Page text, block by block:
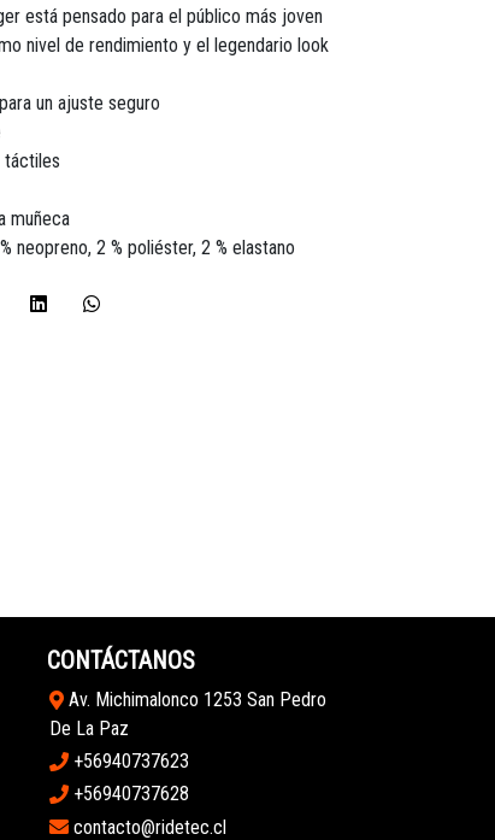
está pensado para el público más joven
nivel de rendimiento y el legendario look
un ajuste seguro
táctiles
muñeca
neopreno, 2 % poliéster, 2 % elastano
CONTÁCTANOS
Av. Michimalonco 1253 San Pedro
De La Paz
+56940737623
+56940737628
contacto@ridetec.cl